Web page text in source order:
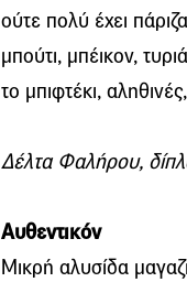
ούτε πολύ έχει
μπούτι, μπέικον,
το μπιφτέκι,
Δέλτα Φαλήρου,
Αυθεντικόν
Μικρή αλυσίδα